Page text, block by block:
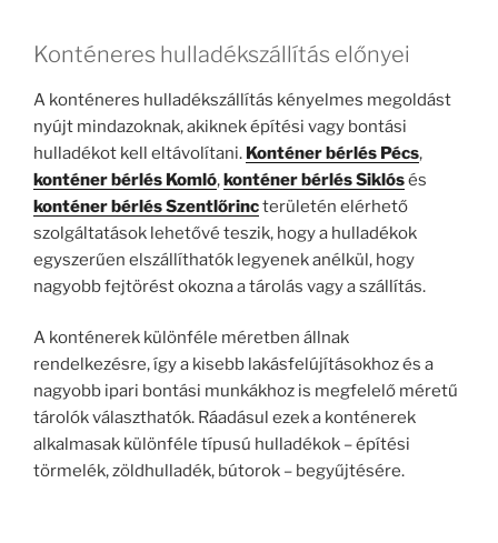
Konténeres hulladékszállítás előnyei
A konténeres hulladékszállítás kényelmes megoldást
nyújt mindazoknak, akiknek építési vagy bontási
hulladékot kell eltávolítani. Konténer bérlés Pécs,
konténer bérlés Komló,konténer bérlés Siklósés
konténer bérlés Szentlőrincterületén elérhető
szolgáltatások lehetővé teszik, hogy a hulladékok
egyszerűen elszállíthatók legyenek anélkül, hogy
nagyobb fejtörést okozna a tárolás vagy a szállítás.
A konténerek különféle méretben állnak
rendelkezésre, így a kisebb lakásfelújításokhoz és a
nagyobb ipari bontási munkákhoz is megfelelő méretű
tárolók választhatók. Ráadásul ezek a konténerek
alkalmasak különféle típusú hulladékok – építési
törmelék, zöldhulladék, bútorok – begyűjtésére.